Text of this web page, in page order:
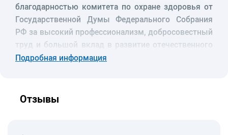
благодарностью комитета по охране здоровья от
Государственной Думы Федерального Собрания
РФ за высокий профессионализм, добросовестный
труд и большой вклад в развитие отечественного
здравоохранения.
специальность «Педиатрия».
Подробная информация
Отзывы